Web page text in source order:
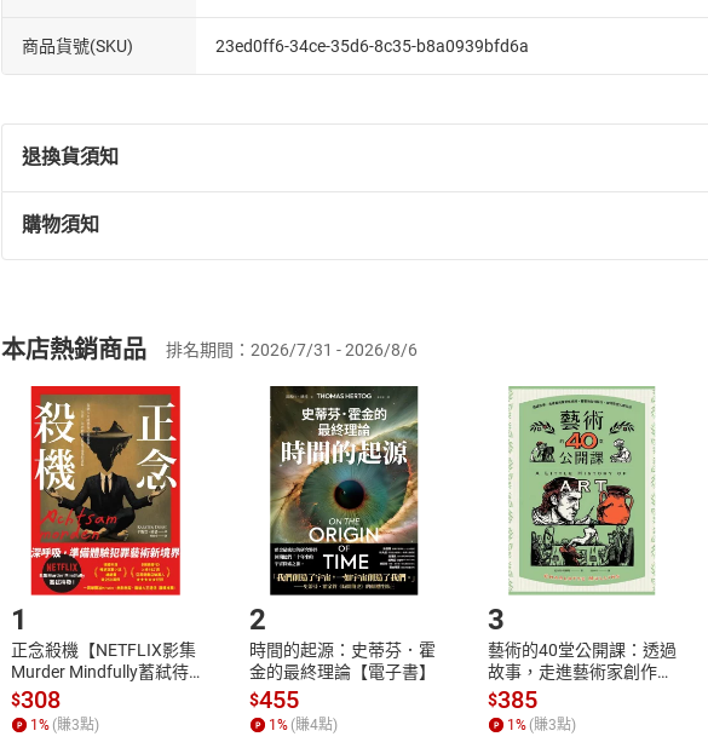
商品貨號(SKU) 23ed0ff6-34ce-35d6-8c35-b8a0939bfd6a
退換貨須知
退換貨規定：
(一)依消費者保護法第19條第1項後段暨通訊交易解除權合理例外情事適用
(二)消費者訂購本店鋪之商品即代表知悉本店鋪所銷售之商品為電子書，
且已下載/存取電子書，不得請求退貨退款。
退貨方式：您欲取消訂單或辦理退貨時，請登入樂天市場，並於「我的訂單
貨」，本店鋪將依您的申請進行審核，待審核通過後將為您辦理退款事宜。
請注意，樂天市場須以整筆訂單為單位進行取消/退貨，恕無法以單支商品取
購物須知
挑選商品
Choose
放入購物車
Shopping cart
登入帳號
Login
購書後，如何開始使用？
Step1.選擇閱讀載具 Step2.登入
本店熱銷商品 排名期間：2026/7/31 - 2026/8/6
1
正念殺機【NETFLIX影集
Murder Mindfully蓄弒待
發】【電子書】
$308
1 % (賺3點)
2
時間的起源：史蒂芬．霍
金的最終理論【電子書】
$455
1 % (賺4點)
3
藝術的40堂公開課：透過
故事，走進藝術家創作現
場，看藝術如何誕生、如
何形塑人類生活【電子
書】
$385
1 % (賺3點)